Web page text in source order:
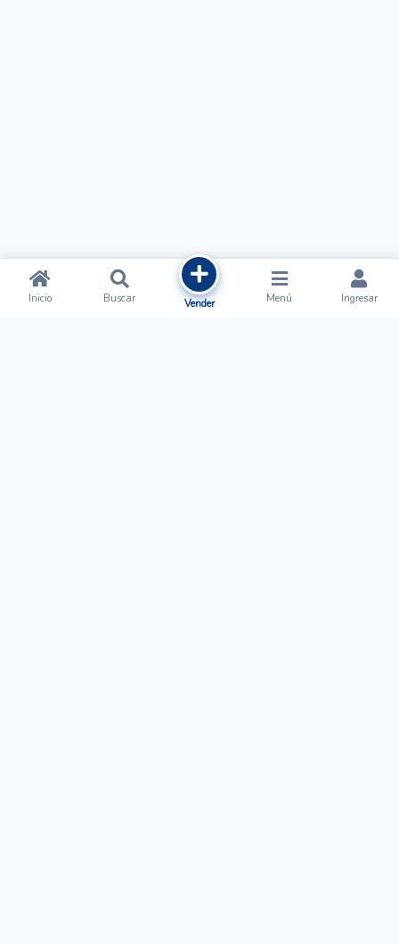
Inicio Buscar Vender Menú Ingresar